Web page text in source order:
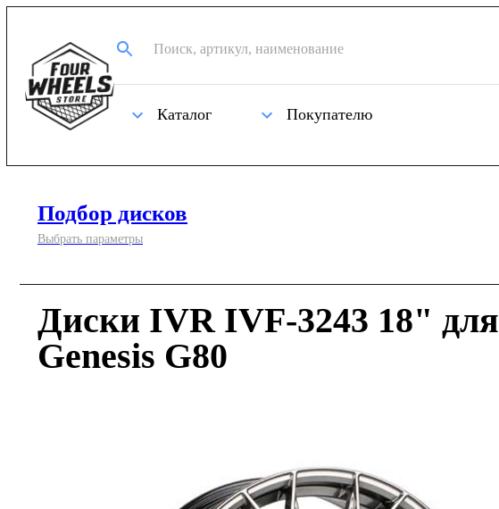
Каталог Покупателю
Подбор дисков
Выбрать параметры
Диски IVR IVF-3243 18" для
Genesis G80